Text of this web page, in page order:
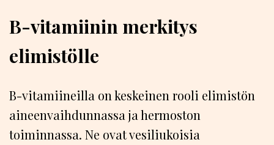
B-vitamiinin merkitys
elimistölle
B-vitamiineilla on keskeinen rooli elimistön
aineenvaihdunnassa ja hermoston
toiminnassa. Ne ovat vesiliukoisia